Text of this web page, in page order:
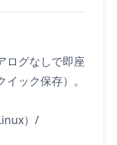
ログなしで即座
ック保存）。
）/